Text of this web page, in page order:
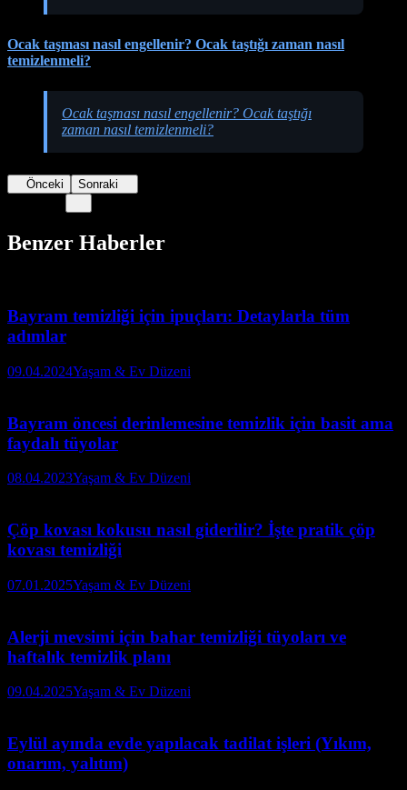
Ocak taşması nasıl engellenir? Ocak taştığı zaman nasıl
temizlenmeli?
Ocak taşması nasıl engellenir? Ocak taştığı
zaman nasıl temizlenmeli?
Önceki Sonraki
Benzer Haberler
Bayram temizliği için ipuçları: Detaylarla tüm
adımlar
09.04.2024Yaşam & Ev Düzeni
Bayram öncesi derinlemesine temizlik için basit ama
faydalı tüyolar
08.04.2023Yaşam & Ev Düzeni
Çöp kovası kokusu nasıl giderilir? İşte pratik çöp
kovası temizliği
07.01.2025Yaşam & Ev Düzeni
Alerji mevsimi için bahar temizliği tüyoları ve
haftalık temizlik planı
09.04.2025Yaşam & Ev Düzeni
Eylül ayında evde yapılacak tadilat işleri (Yıkım,
onarım, yalıtım)